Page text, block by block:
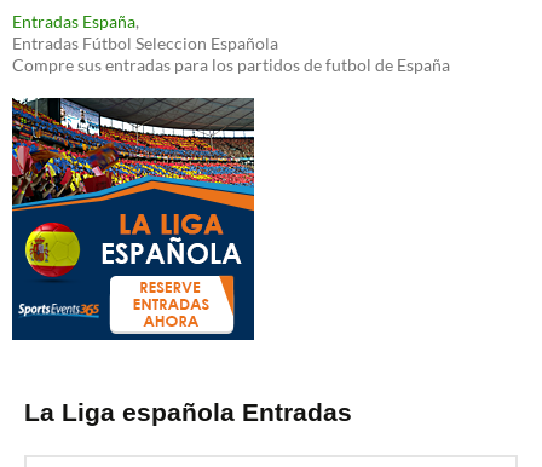
Entradas España,
Entradas Fútbol Seleccion Española
Compre sus entradas para los partidos de futbol de España